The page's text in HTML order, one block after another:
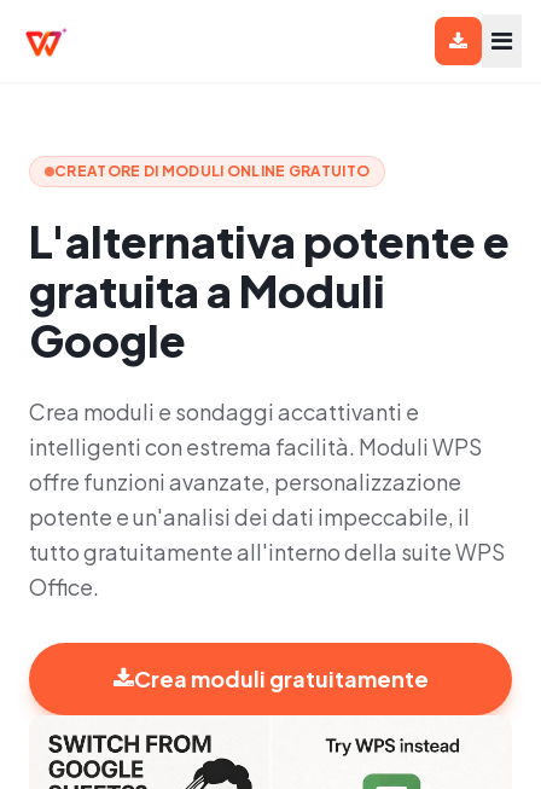
CREATORE DI MODULI ONLINE GRATUITO
L'alternativa potente e
gratuita a Moduli
Google
Crea moduli e sondaggi accattivanti e
intelligenti con estrema facilità. Moduli WPS
offre funzioni avanzate, personalizzazione
potente e un'analisi dei dati impeccabile, il
tutto gratuitamente all'interno della suite WPS
Office.
Crea moduli gratuitamente